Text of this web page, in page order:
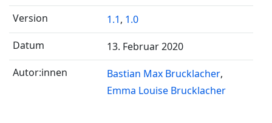
1.1, 1.0
13. Februar 2020
Bastian Max Brucklacher
Emma Louise Brucklacher